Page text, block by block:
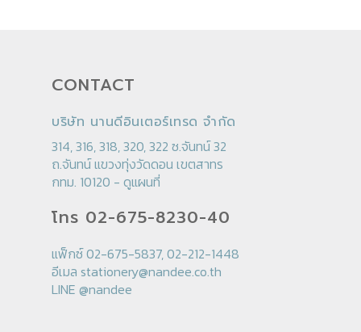
CONTACT
บริษัท นานดีอินเตอร์เทรด จำกัด
314, 316, 318, 320, 322 ซ.จันทน์ 32
ถ.จันทน์ แขวงทุ่งวัดดอน เขตสาทร
กทม. 10120 - ดูแผนที่
โทร 02-675-8230-40
แฟ็กซ์ 02-675-5837, 02-212-1448
อีเมล stationery@nandee.co.th
LINE @nandee